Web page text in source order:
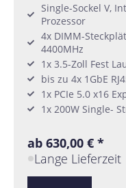
Single-Sockel V,
Prozessor
4x DIMM-
4400MHz
1x 3.5-Zoll Fest
bis zu 4x 1GbE
1x PCIe 5.0 x16
1x 200W Single-
ab 630,00 € *
Lange Lieferzeit